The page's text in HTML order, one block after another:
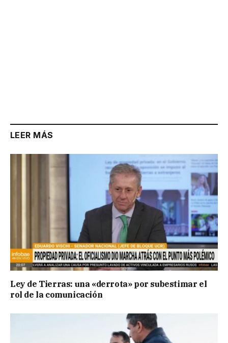
LEER MÁS
Ley de Tierras: una «derrota» por subestimar el
rol de la comunicación